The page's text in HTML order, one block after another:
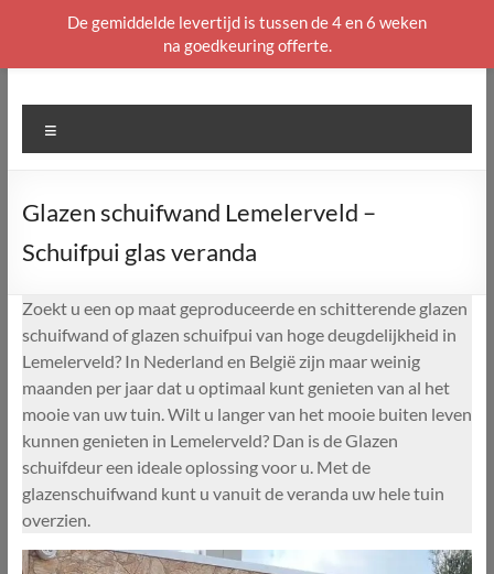
naar
Glazen schuifwand Lemelerveld –
Schuifpui glas veranda
Zoekt u een op maat geproduceerde en schitterende glazen
schuifwand of glazen schuifpui van hoge deugdelijkheid in
Lemelerveld? In Nederland en België zijn maar weinig
maanden per jaar dat u optimaal kunt genieten van al het
mooie van uw tuin. Wilt u langer van het mooie buiten leven
kunnen genieten in Lemelerveld? Dan is de Glazen
schuifdeur een ideale oplossing voor u. Met de
glazenschuifwand kunt u vanuit de veranda uw hele tuin
overzien.
De gemiddelde levertijd is tussen de 4 en 6 weken
na goedkeuring offerte.